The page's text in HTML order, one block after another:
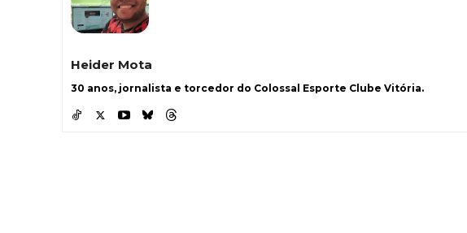
Heider Mota
30 anos, jornalista e torcedor do Colossal Esporte Clube Vitória.